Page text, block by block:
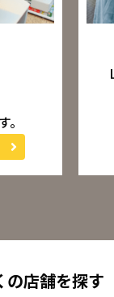
の店舗を探す